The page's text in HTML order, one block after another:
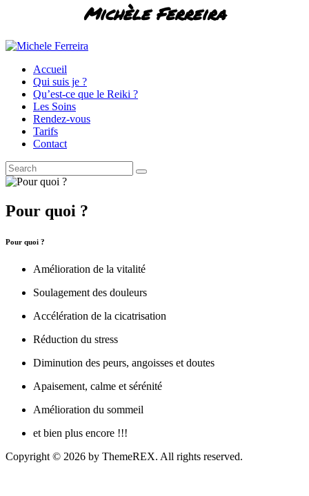
Michèle Ferreira
Accueil
Qui suis je ?
Qu’est-ce que le Reiki ?
Les Soins
Rendez-vous
Tarifs
Contact
Pour quoi ?
Pour quoi ?
Amélioration de la vitalité
Soulagement des douleurs
Accélération de la cicatrisation
Réduction du stress
Diminution des peurs, angoisses et doutes
Apaisement, calme et sérénité
Amélioration du sommeil
et bien plus encore !!!
Copyright © 2026 by ThemeREX. All rights reserved.